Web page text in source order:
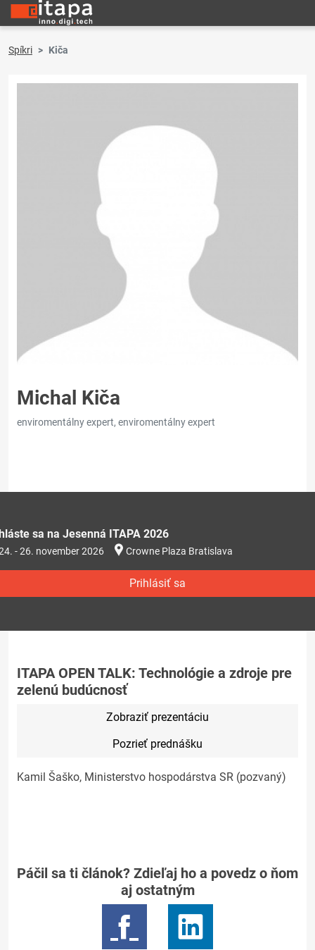
Spíkri Kiča
Michal Kiča
enviromentálny expert, enviromentálny expert
sa na Jesenná ITAPA 2026
- 26. november 2026 Crowne Plaza Bratislava
Prihlásiť sa
ITAPA OPEN TALK: Technológie a zdroje pre
zelenú budúcnosť
Zobraziť prezentáciu
Pozrieť prednášku
Kamil Šaško, Ministerstvo hospodárstva SR (pozvaný)
Páčil sa ti článok? Zdieľaj ho a povedz o ňom
aj ostatným